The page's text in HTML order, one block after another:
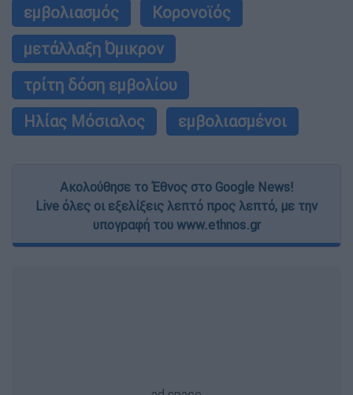
εμβολιασμός
Κορονοϊός
μετάλλαξη Όμικρον
τρίτη δόση εμβολίου
Ηλίας Μόσιαλος
εμβολιασμένοι
Ακολούθησε το Έθνος στο Google News!
Live όλες οι εξελίξεις λεπτό προς λεπτό, με την
υπογραφή του www.ethnos.gr